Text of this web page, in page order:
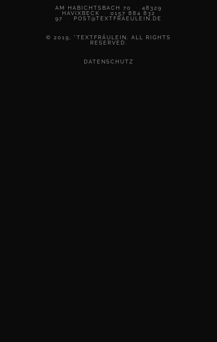
AM HABICHTSBACH 70 ·
48329
HAVIXBECK
·
0157 884 832
97
· POST@TEXTFRAEULEIN.DE
© 2019, *TEXTFRÄULEIN. ALL RIGHTS
RESERVED.
DATENSCHUTZ